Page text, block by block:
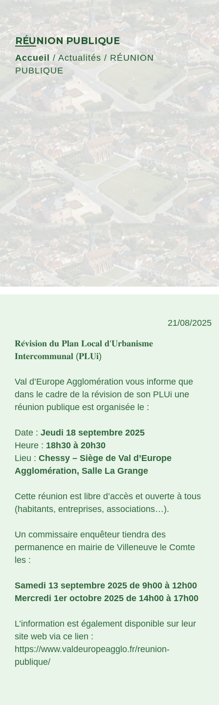
RÉUNION PUBLIQUE
Accueil / Actualités / RÉUNION
PUBLIQUE
21/08/2025
𝐑𝐞́𝐯𝐢𝐬𝐢𝐨𝐧 𝐝𝐮 𝐏𝐥𝐚𝐧 𝐋𝐨𝐜𝐚𝐥 𝐝’𝐔𝐫𝐛𝐚𝐧𝐢𝐬𝐦𝐞
𝐈𝐧𝐭𝐞𝐫𝐜𝐨𝐦𝐦𝐮𝐧𝐚𝐥 (𝐏𝐋𝐔𝐢)
Val d’Europe Agglomération vous informe que
dans le cadre de la révision de son PLUi une
réunion publique est organisée le :
Date : Jeudi 18 septembre 2025
Heure : 18h30 à 20h30
Lieu : Chessy – Siège de Val d’Europe
Agglomération, Salle La Grange
Cette réunion est libre d’accès et ouverte à tous
(habitants, entreprises, associations…).
Un commissaire enquêteur tiendra des
permanence en mairie de Villeneuve le Comte
les :
Samedi 13 septembre 2025 de 9h00 à 12h00
Mercredi 1er octobre 2025 de 14h00 à 17h00
L’information est également disponible sur leur
site web via ce lien :
https://www.valdeuropeagglo.fr/reunion-
publique/